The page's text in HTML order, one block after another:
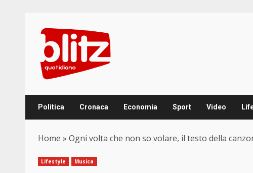
content
Politica Cronaca Economia Sport Video
Home » Ogni volta che non so volare, il testo della
Lifestyle Musica